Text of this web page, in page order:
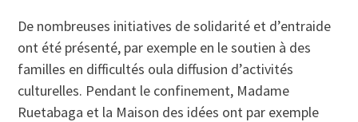
De nombreuses initiatives de solidarité et d’entraide
ont été présenté, par exemple en le soutien à des
familles en difficultés oula diffusion d’activités
culturelles. Pendant le confinement, Madame
Ruetabaga et la Maison des idées ont par exemple